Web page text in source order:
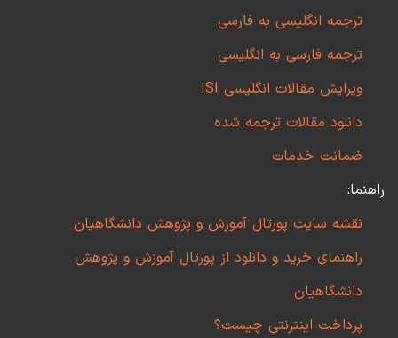
ترجمه انگلیسی به فارسی
ترجمه فارسی به انگلیسی
ویرایش مقالات انگلیسی ISI
دانلود مقالات ترجمه شده
ضمانت خدمات
راهنما:
نقشه سایت پورتال آموزش و پژوهش دانشگاهیان
راهنمای خرید و دانلود از پورتال آموزش و پژوهش
دانشگاهیان
پرداخت اینترنتی چیست؟